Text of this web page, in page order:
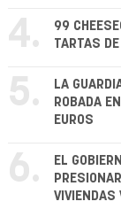
4.
99
TARTAS
5.
LA
ROBADA
EUROS
6.
EL
VIVIENDAS